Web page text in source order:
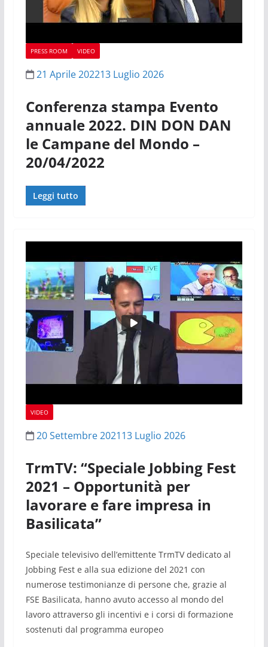
PRESS ROOM VIDEO
21 Aprile 202213 Luglio 2026
Conferenza stampa Evento
annuale 2022. DIN DON DAN
le Campane del Mondo –
20/04/2022
Leggi tutto
VIDEO
20 Settembre 202113 Luglio 2026
TrmTV: “Speciale Jobbing Fest
2021 – Opportunità per
lavorare e fare impresa in
Basilicata”
Speciale televisivo dell’emittente TrmTV dedicato al
Jobbing Fest e alla sua edizione del 2021 con
numerose testimonianze di persone che, grazie al
FSE Basilicata, hanno avuto accesso al mondo del
lavoro attraverso gli incentivi e i corsi di formazione
sostenuti dal programma europeo